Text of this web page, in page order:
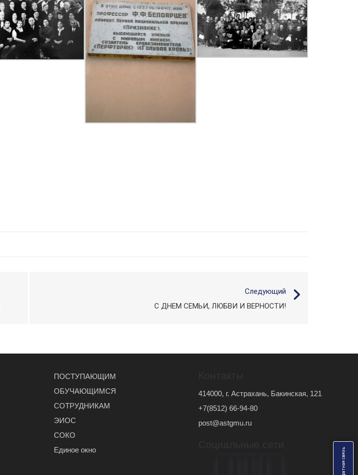
О
б
р
а
т
н
а
я
с
в
я
з
ь
Следующий
С ДНЕМ СЕМЬИ, ЛЮБВИ И ВЕРНОСТИ!
ПОСТУПАЮЩИМ
ОБУЧАЮЩИМСЯ
СОТРУДНИКАМ
ЭИОС
СОКО
Единое окно
414000, г. Астрахань, Бакинская, 121
+7(8512) 66-94-80
post@astgmu.ru